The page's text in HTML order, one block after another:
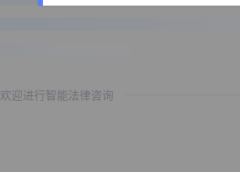
欢迎进行智能法律咨询